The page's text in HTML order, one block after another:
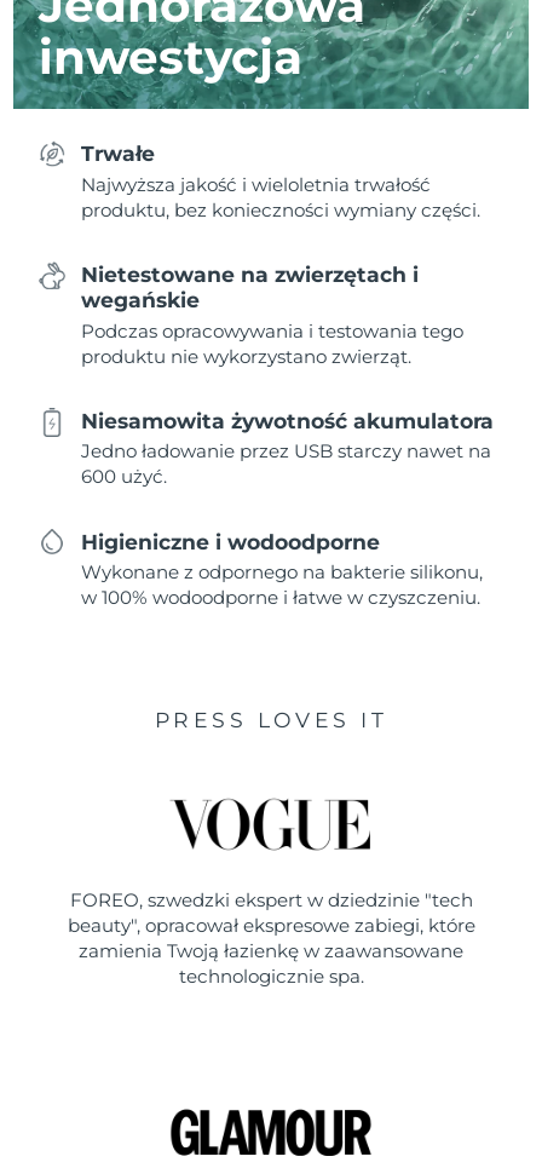
inwestycja
Trwałe
Najwyższa jakość i wieloletnia trwałość
produktu, bez konieczności wymiany części.
Nietestowane na zwierzętach i
wegańskie
Podczas opracowywania i testowania tego
produktu nie wykorzystano zwierząt.
Niesamowita żywotność akumulatora
Jedno ładowanie przez USB starczy nawet na
600 użyć.
Higieniczne i wodoodporne
Wykonane z odpornego na bakterie silikonu,
w 100% wodoodporne i łatwe w czyszczeniu.
PRESS LOVES IT
FOREO, szwedzki ekspert w dziedzinie "tech
beauty", opracował ekspresowe zabiegi, które
zamienia Twoją łazienkę w zaawansowane
technologicznie spa.